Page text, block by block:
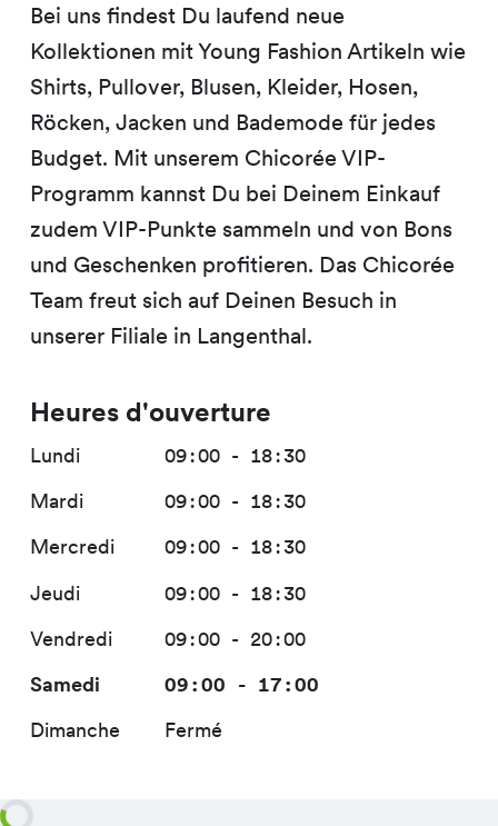
Bei uns findest Du laufend neue
Kollektionen mit Young Fashion Artikeln wie
Shirts, Pullover, Blusen, Kleider, Hosen,
Röcken, Jacken und Bademode für jedes
Budget. Mit unserem Chicorée VIP-
Programm kannst Du bei Deinem Einkauf
zudem VIP-Punkte sammeln und von Bons
und Geschenken profitieren. Das Chicorée
Team freut sich auf Deinen Besuch in
unserer Filiale in Langenthal.
Heures d'ouverture
Lundi
09:00 - 18:30
Mardi
09:00 - 18:30
Mercredi
09:00 - 18:30
Jeudi
09:00 - 18:30
Vendredi
09:00 - 20:00
Samedi
09:00 - 17:00
Dimanche
Fermé